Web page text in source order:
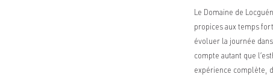
Le Domaine de
propices aux temps
évoluer la journée
compte autant que
expérience complète,